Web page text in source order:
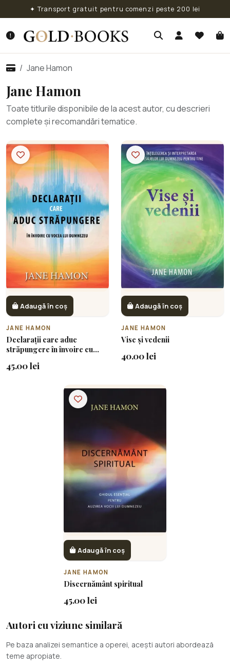
✦ Transport gratuit pentru comenzi peste 200 lei
Jane Hamon
Jane Hamon
Toate titlurile disponibile de la acest autor, cu descrieri
complete și recomandări tematice.
Adaugă în coș
JANE HAMON
Declarații care aduc
străpungere în învoire cu
45.00 lei
Adaugă în coș
JANE HAMON
Vise și vedenii
40.00 lei
Adaugă în coș
JANE HAMON
Discernământ spiritual
45.00 lei
Autori cu viziune similară
Pe baza analizei semantice a operei, acești autori abordează
teme apropiate.